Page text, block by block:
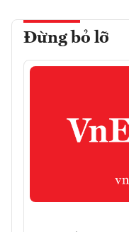
Đừng bỏ lỡ
Bộ trưởng Lê